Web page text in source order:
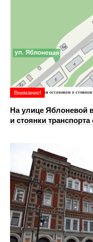
Внимание!
На улице Яблоневой
и стоянки транспорта